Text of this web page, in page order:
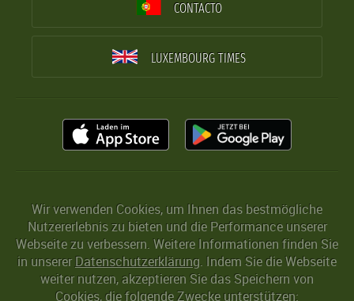
CONTACTO
LUXEMBOURG TIMES
Wir verwenden Cookies, um Ihnen das bestmögliche
Nutzererlebnis zu bieten und die Performance unserer
Webseite zu verbessern. Weitere Informationen finden Sie
in unserer Datenschutzerklärung. Indem Sie die Webseite
weiter nutzen, akzeptieren Sie das Speichern von
Cookies, die folgende Zwecke unterstützen: